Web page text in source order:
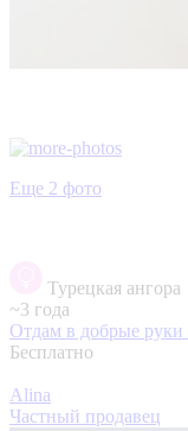
Еще 2 фото
Турецкая ангора
~3 года
Отдам в добрые руки
Бесплатно
Alina
Частный продавец